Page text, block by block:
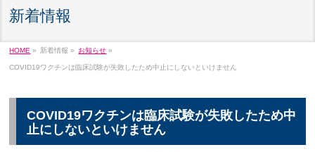
新着情報
HOME » 新着情報 » お知らせ »
COVID19ワクチンは臨床試験が失敗したため中止にしないといけません
COVID19ワクチンは臨床試験が失敗したため中
止にしないといけません